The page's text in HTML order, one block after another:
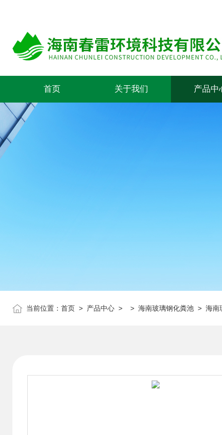
首页 关于我们 产品中
当前位置： 首页 > 产品中心 > > 海南玻璃钢化粪池 > 海南